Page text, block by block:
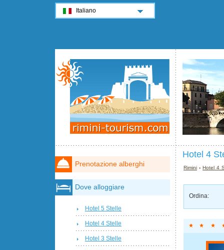
Hotel 4
Rimini ›Hotel 4
Ordina:
Prenotazione alberghi
Dove alloggiare
Hotel 5 Stelle
Hotel 4 Stelle
Hotel 3 Stelle
Italiano